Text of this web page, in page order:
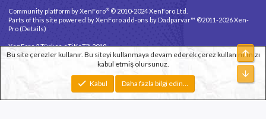
Community platform by XenForo® © 2010-2024 XenForo Ltd.
Parts of this site powered byXenForo add-ons by Dadparvar™ ©2011-2026Xen-
Pro (Details)
XenForo 2 Türkçe eTiKeT™ 2019
© by ©XenTR
Toplam sorgu Toplam zaman
En fazla bellek
Bu site çerezler kullanır. Bu siteyi kullanmaya devam ederek çerez kullanımımızı
kabul etmiş olursunuz.
Kabul Daha fazla bilgi edin…
Üst
Alt